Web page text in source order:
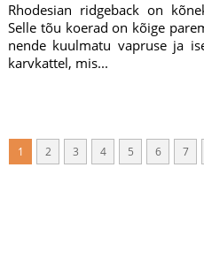
Rhodesian ridgeback on
Selle tõu koerad on kõige
nende kuulmatu vapruse ja
karvkattel, mis...
1 2 3 4 5 6 7